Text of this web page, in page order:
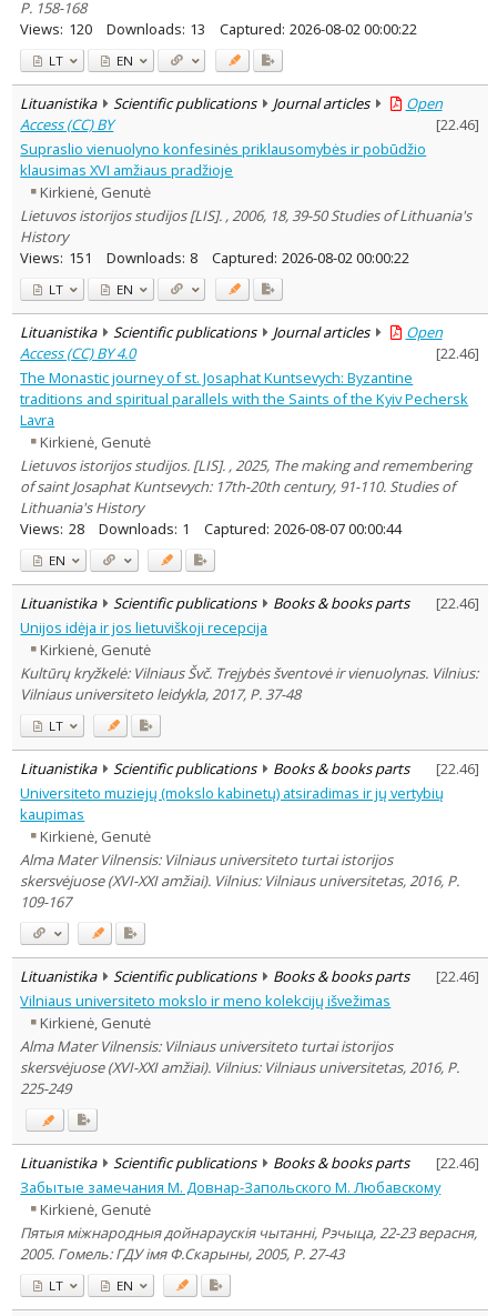
P. 158-168
Views: 120 Downloads: 13 Captured: 2026-08-02 00:00:22
LT EN
Lituanistika Scientific publications Journal articles
Open
Access (CC) BY
[22.46]
Supraslio vienuolyno konfesinės priklausomybės ir pobūdžio
klausimas XVI amžiaus pradžioje
Kirkienė, Genutė
Lietuvos istorijos studijos [LIS]. , 2006, 18, 39-50 Studies of Lithuania's
History
Views: 151 Downloads: 8 Captured: 2026-08-02 00:00:22
LT EN
Lituanistika Scientific publications Journal articles
Open
Access (CC) BY 4.0
[22.46]
The Monastic journey of st. Josaphat Kuntsevych: Byzantine
traditions and spiritual parallels with the Saints of the Kyiv Pechersk
Lavra
Kirkienė, Genutė
Lietuvos istorijos studijos. [LIS]. , 2025, The making and remembering
of saint Josaphat Kuntsevych: 17th-20th century, 91-110. Studies of
Lithuania's History
Views: 28 Downloads: 1 Captured: 2026-08-07 00:00:44
EN
Lituanistika Scientific publications Books & books parts [22.46]
Unijos idėja ir jos lietuviškoji recepcija
Kirkienė, Genutė
Kultūrų kryžkelė: Vilniaus Švč. Trejybės šventovė ir vienuolynas. Vilnius:
Vilniaus universiteto leidykla, 2017, P. 37-48
LT
Lituanistika Scientific publications Books & books parts [22.46]
Universiteto muziejų (mokslo kabinetų) atsiradimas ir jų vertybių
kaupimas
Kirkienė, Genutė
Alma Mater Vilnensis: Vilniaus universiteto turtai istorijos
skersvėjuose (XVI-XXI amžiai). Vilnius: Vilniaus universitetas, 2016, P.
109-167
Lituanistika Scientific publications Books & books parts [22.46]
Vilniaus universiteto mokslo ir meno kolekcijų išvežimas
Kirkienė, Genutė
Alma Mater Vilnensis: Vilniaus universiteto turtai istorijos
skersvėjuose (XVI-XXI amžiai). Vilnius: Vilniaus universitetas, 2016, P.
225-249
Lituanistika Scientific publications Books & books parts [22.46]
Забытые замечания М. Довнар-Запольского М. Любавскому
Kirkienė, Genutė
Пятыя мiжнародныя дойнараускiя чытаннi, Рэчыца, 22-23 верасня,
2005. Гомель: ГДУ імя Ф.Скарыны, 2005, P. 27-43
LT EN